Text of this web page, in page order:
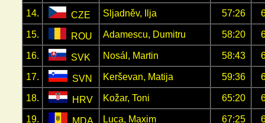
14. CZE Sljadněv, Ilja 57:26
15. ROU Adamescu, Dumitru 58:20
16. SVK Nosál, Martin 58:43
17. SVN Kerševan, Matija 59:36
18. HRV Kožar, Toni 65:20
19. MDA Luca, Maxim 67:25